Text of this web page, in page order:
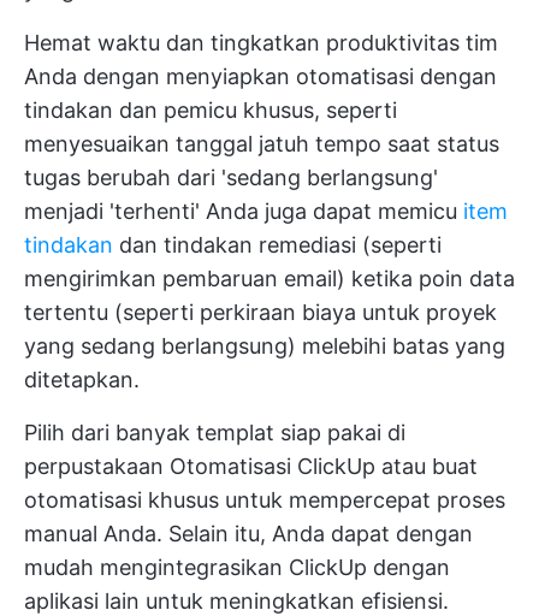
Hemat waktu dan tingkatkan produktivitas tim
Anda dengan menyiapkan otomatisasi dengan
tindakan dan pemicu khusus, seperti
menyesuaikan tanggal jatuh tempo saat status
tugas berubah dari 'sedang berlangsung'
menjadi 'terhenti' Anda juga dapat memicu item
tindakan dan tindakan remediasi (seperti
mengirimkan pembaruan email) ketika poin data
tertentu (seperti perkiraan biaya untuk proyek
yang sedang berlangsung) melebihi batas yang
ditetapkan.
Pilih dari banyak templat siap pakai di
perpustakaan Otomatisasi ClickUp atau buat
otomatisasi khusus untuk mempercepat proses
manual Anda. Selain itu, Anda dapat dengan
mudah mengintegrasikan ClickUp dengan
aplikasi lain untuk meningkatkan efisiensi.